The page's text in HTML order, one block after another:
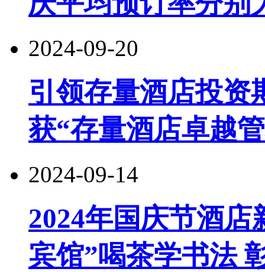
2024-09-20
引领存量酒店投资
获“存量酒店卓越
2024-09-14
2024年国庆节酒
宾馆”喝茶学书法